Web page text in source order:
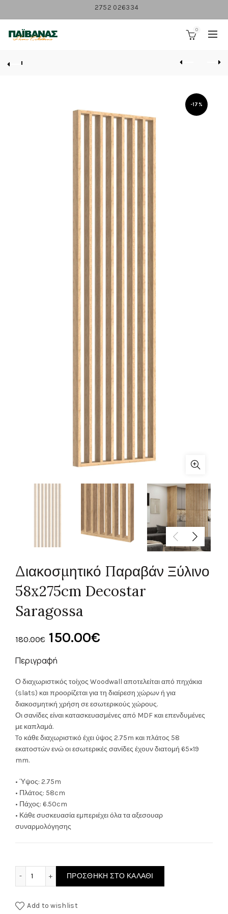
2752 026334
0
-17%
Διακοσμητικό Παραβάν Ξύλινο
58x275cm Decostar
Saragossa
180.00€ Original
price
was:
180.00€.
150.00€
τιμή
είναι:
Περιγραφή
Ο διαχωριστικός τοίχος Woodwall αποτελείται από πηχάκια
(slats) και προορίζεται για τη διαίρεση χώρων ή για
διακοσμητική χρήση σε εσωτερικούς χώρους.
Οι σανίδες είναι κατασκευασμένες από MDF και επενδυμένες
με καπλαμά.
To κάθε διαχωριστικό έχει ύψος 2.75m και πλάτος 58
εκατοστών ενώ οι εσωτερικές σανίδες έχουν διατομή 65×19
mm.
• Ύψος: 2.75m
• Πλάτος: 58cm
• Πάχος: 6.50cm
• Κάθε συσκευασία εμπεριέχει όλα τα αξεσουαρ
συναρμολόγησης
ΠΡΟΣΘΉΚΗ ΣΤΟ ΚΑΛΆΘΙ
Add to wishlist